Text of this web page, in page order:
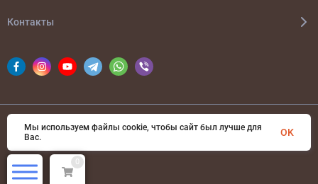
Контакты
© 2026 bags-ua.com Все права защищены
0
Мы используем файлы cookie, чтобы сайт был лучше для
Вас.
OK